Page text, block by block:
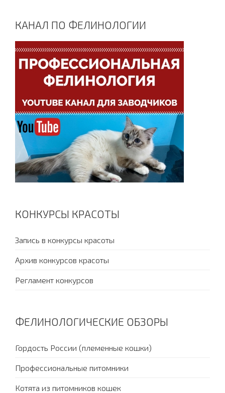
КАНАЛ ПО ФЕЛИНОЛОГИИ
КОНКУРСЫ КРАСОТЫ
Запись в конкурсы красоты
Архив конкурсов красоты
Регламент конкурсов
ФЕЛИНОЛОГИЧЕСКИЕ ОБЗОРЫ
Гордость России (племенные кошки)
Профессиональные питомники
Котята из питомников кошек